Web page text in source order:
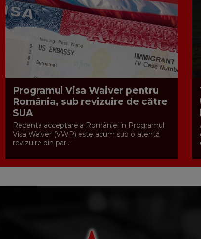
Programul Visa Waiver pentru
România, sub revizuire de către
SUA
Recenta acceptare a României în Programul
Visa Waiver (VWP) este acum sub o atentă
revizuire din par...